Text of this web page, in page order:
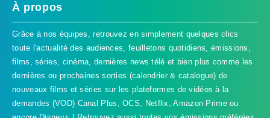
À propos
Grâce à nos équipes, retrouvez en simplement quelques clics
toute l'actualité des audiences, feuilletons quotidiens, émissions,
films, séries, cinéma, dernières news télé et bien plus comme les
dernières ou prochaines sorties (calendrier & catalogue) de
nouveaux films et séries sur les plateformes de vidéos à la
demandes (VOD) Canal Plus, OCS, Netflix, Amazon Prime ou